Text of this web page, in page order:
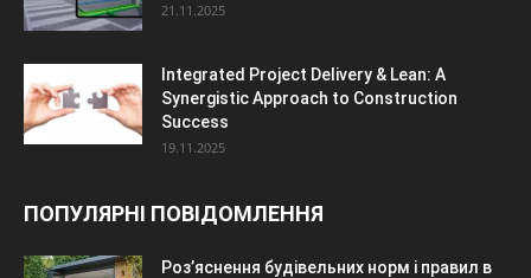
21.11.2025
Integrated Project Delivery & Lean: A
Synergistic Approach to Construction
Success
19.11.2025
ПОПУЛЯРНІ ПОВІДОМЛЕННЯ
Роз’яснення будівельних норм і правил в